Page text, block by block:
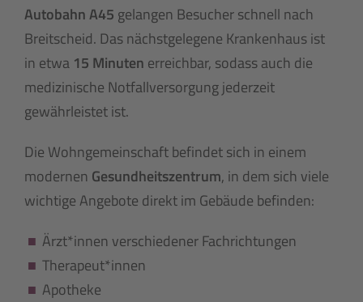
Autobahn A45 gelangen Besucher schnell nach
Breitscheid. Das nächstgelegene Krankenhaus ist
in etwa 15 Minuten erreichbar, sodass auch die
medizinische Notfallversorgung jederzeit
gewährleistet ist.
Die Wohngemeinschaft befindet sich in einem
modernen Gesundheitszentrum, in dem sich viele
wichtige Angebote direkt im Gebäude befinden:
Ärzt*innen verschiedener Fachrichtungen
Therapeut*innen
Apotheke